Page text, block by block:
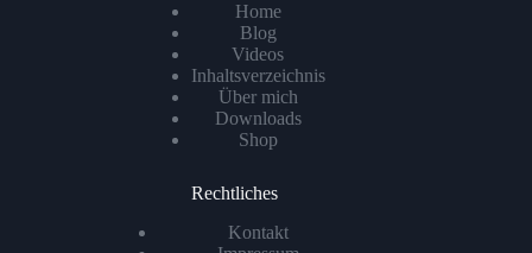
Home
Blog
Videos
Inhaltsverzeichnis
Über mich
Downloads
Shop
Rechtliches
Kontakt